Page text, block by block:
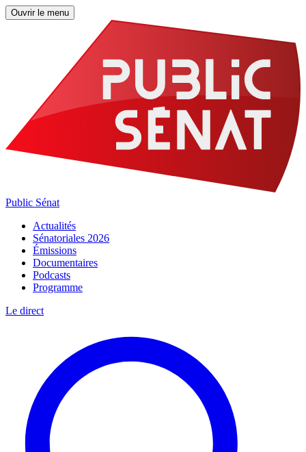
Ouvrir le menu
Public Sénat
Actualités
Sénatoriales 2026
Émissions
Documentaires
Podcasts
Programme
Le direct